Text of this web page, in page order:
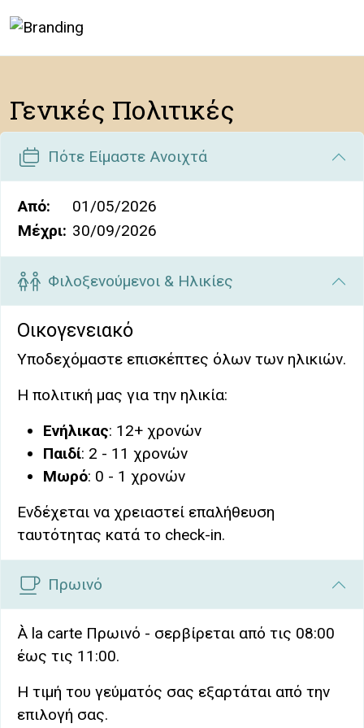
Family Studios Suzanna
Γενικές Πολιτικές
Πότε Είμαστε Ανοιχτά
Από:
01/05/2026
Μέχρι: 30/09/2026
Φιλοξενούμενοι & Ηλικίες
Οικογενειακό
Υποδεχόμαστε επισκέπτες όλων των ηλικιών.
Η πολιτική μας για την ηλικία:
Ενήλικας: 12+ χρονών
Παιδί: 2 - 11 χρονών
Μωρό: 0 - 1 χρονών
Ενδέχεται να χρειαστεί επαλήθευση
ταυτότητας κατά το check-in.
Πρωινό
À la carte Πρωινό - σερβίρεται από τις 08:00
έως τις 11:00.
Η τιμή του γεύματός σας εξαρτάται από την
επιλογή σας.